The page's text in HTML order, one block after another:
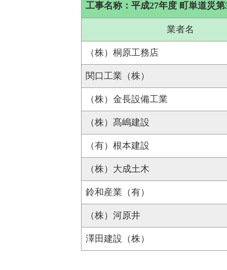
工事名称：平成27年度 町単道災
業者名
（株）桐原工務店
関口工業（株）
（株）金長設備工業
（株）髙嶋建設
（有）根本建設
（株）大成土木
鈴和産業（有）
（株）河原井
澤田建設（株）